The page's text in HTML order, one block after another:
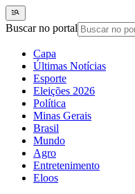
Buscar no portal
Capa
Últimas Notícias
Esporte
Eleições 2026
Política
Minas Gerais
Brasil
Mundo
Agro
Entretenimento
Eloos